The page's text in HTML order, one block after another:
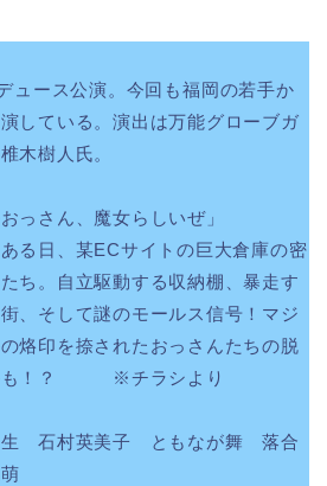
ュース公演。今回も福岡の若手か
している。演出は万能グローブガ
木樹人氏。
っさん、魔女らしいぜ」
る日、某ECサイトの巨大倉庫の密
ち。自立駆動する収納棚、暴走す
、そして謎のモールス信号！マジ
烙印を捺されたおっさんたちの脱
も！？ ※チラシより
石村英美子 ともなが舞 落合